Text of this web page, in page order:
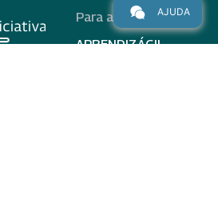
Para alunos
APRENDIZÁGIL
AJUDA